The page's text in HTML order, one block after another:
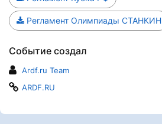
Регламент Олимпиады СТАНКИН
Событие создал
Ardf.ru Team
ARDF.RU